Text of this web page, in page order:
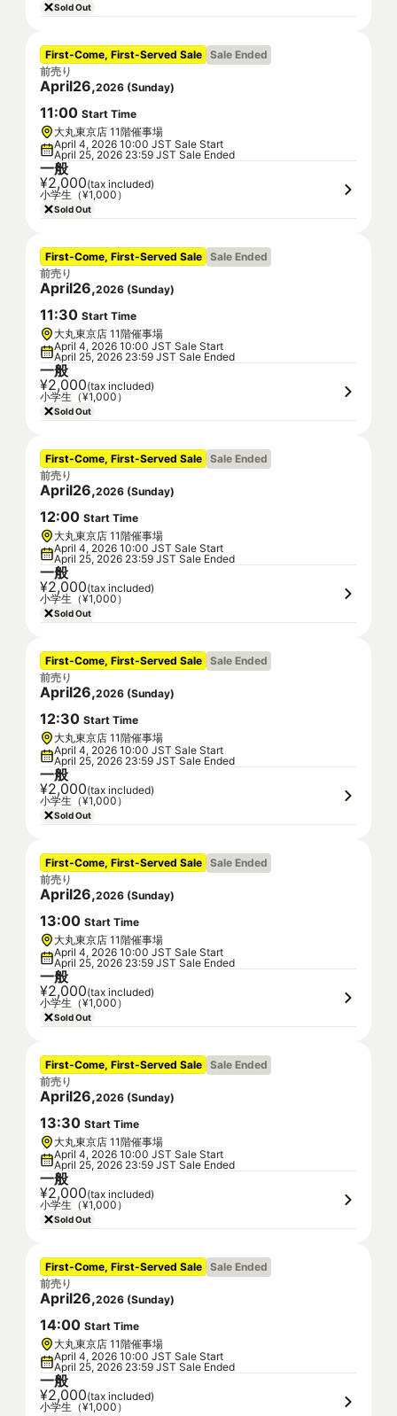
Sold Out
First-Come, First-Served Sale Sale Ended
前売り
April26,2026 (Sunday)
11:00 Start Time
大丸東京店 11階催事場
April 4, 2026 10:00 JST Sale Start
April 25, 2026 23:59 JST Sale Ended
一般
¥2,000(tax included)
小学生（¥1,000）
Sold Out
First-Come, First-Served Sale Sale Ended
前売り
April26,2026 (Sunday)
11:30 Start Time
大丸東京店 11階催事場
April 4, 2026 10:00 JST Sale Start
April 25, 2026 23:59 JST Sale Ended
一般
¥2,000(tax included)
小学生（¥1,000）
Sold Out
First-Come, First-Served Sale Sale Ended
前売り
April26,2026 (Sunday)
12:00 Start Time
大丸東京店 11階催事場
April 4, 2026 10:00 JST Sale Start
April 25, 2026 23:59 JST Sale Ended
一般
¥2,000(tax included)
小学生（¥1,000）
Sold Out
First-Come, First-Served Sale Sale Ended
前売り
April26,2026 (Sunday)
12:30 Start Time
大丸東京店 11階催事場
April 4, 2026 10:00 JST Sale Start
April 25, 2026 23:59 JST Sale Ended
一般
¥2,000(tax included)
小学生（¥1,000）
Sold Out
First-Come, First-Served Sale Sale Ended
前売り
April26,2026 (Sunday)
13:00 Start Time
大丸東京店 11階催事場
April 4, 2026 10:00 JST Sale Start
April 25, 2026 23:59 JST Sale Ended
一般
¥2,000(tax included)
小学生（¥1,000）
Sold Out
First-Come, First-Served Sale Sale Ended
前売り
April26,2026 (Sunday)
13:30 Start Time
大丸東京店 11階催事場
April 4, 2026 10:00 JST Sale Start
April 25, 2026 23:59 JST Sale Ended
一般
¥2,000(tax included)
小学生（¥1,000）
Sold Out
First-Come, First-Served Sale Sale Ended
前売り
April26,2026 (Sunday)
14:00 Start Time
大丸東京店 11階催事場
April 4, 2026 10:00 JST Sale Start
April 25, 2026 23:59 JST Sale Ended
一般
¥2,000(tax included)
小学生（¥1,000）